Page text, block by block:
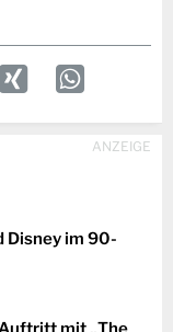
ANZEIGE
Disney im 90-